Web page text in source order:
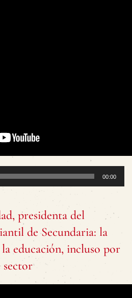
00:00
presidenta del
de Secundaria: la
educación, incluso por
sector